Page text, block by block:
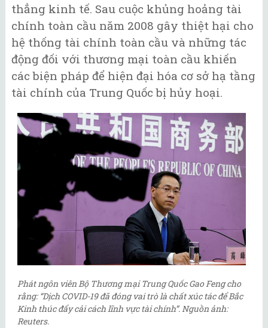
thẳng kinh tế. Sau cuộc khủng hoảng tài
chính toàn cầu năm 2008 gây thiệt hại cho
hệ thống tài chính toàn cầu và những tác
động đối với thương mại toàn cầu khiến
các biện pháp để hiện đại hóa cơ sở hạ tầng
tài chính của Trung Quốc bị hủy hoại.
Phát ngôn viên Bộ Thương mại Trung Quốc Gao Feng cho
rằng: “Dịch COVID-19 đã đóng vai trò là chất xúc tác để Bắc
Kinh thúc đẩy cải cách lĩnh vực tài chính”. Nguồn ảnh:
Reuters.